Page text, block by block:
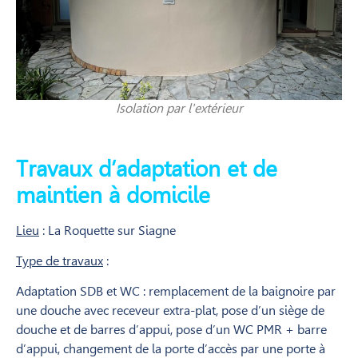
Isolation par l'extérieur
Travaux d’adaptation et de
maintien à domicile
Lieu : La Roquette sur Siagne
Type de travaux :
Adaptation SDB et WC : remplacement de la baignoire par
une douche avec receveur extra-plat, pose d’un siège de
douche et de barres d’appui, pose d’un WC PMR + barre
d’appui, changement de la porte d’accès par une porte à